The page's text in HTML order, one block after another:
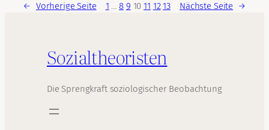
← Vorherige Seite 1 … 8 9 10 11 12 13 Nächste Seite →
Sozialtheoristen
Die Sprengkraft soziologischer Beobachtung